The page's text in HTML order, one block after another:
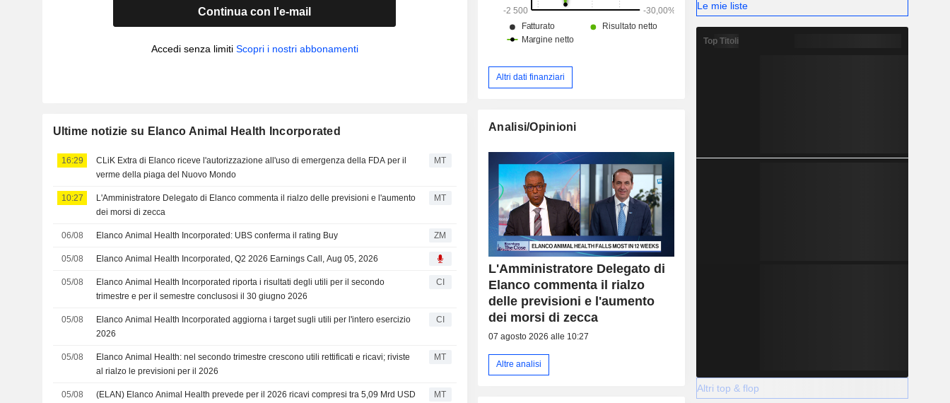
Continua con l'e-mail
Accedi senza limiti Scopri i nostri abbonamenti
Ultime notizie su Elanco Animal Health Incorporated
16:29
CLiK Extra di Elanco riceve l'autorizzazione all'uso di emergenza della FDA per il
verme della piaga del Nuovo Mondo
MT
10:27
L'Amministratore Delegato di Elanco commenta il rialzo delle previsioni e l'aumento
dei morsi di zecca
MT
06/08 Elanco Animal Health Incorporated: UBS conferma il rating Buy ZM
05/08 Elanco Animal Health Incorporated, Q2 2026 Earnings Call, Aug 05, 2026
05/08
Elanco Animal Health Incorporated riporta i risultati degli utili per il secondo
trimestre e per il semestre conclusosi il 30 giugno 2026
CI
05/08
Elanco Animal Health Incorporated aggiorna i target sugli utili per l'intero esercizio
2026
CI
05/08
Elanco Animal Health: nel secondo trimestre crescono utili rettificati e ricavi; riviste
al rialzo le previsioni per il 2026
MT
05/08
(ELAN) Elanco Animal Health prevede per il 2026 ricavi compresi tra 5,09 Mrd USD
MT
portafoglio di prodotti per animali da
allevamento destinati a bovini, inclusi bovini da
carne e da latte, pollame, suini e ovini.
Altri dati finanziari
Analisi/Opinioni
L'Amministratore Delegato di
Elanco commenta il rialzo
delle previsioni e l'aumento
dei morsi di zecca
07 agosto 2026 alle 10:27
Altre analisi
Le mie liste
Top Titoli
Altri top & flop